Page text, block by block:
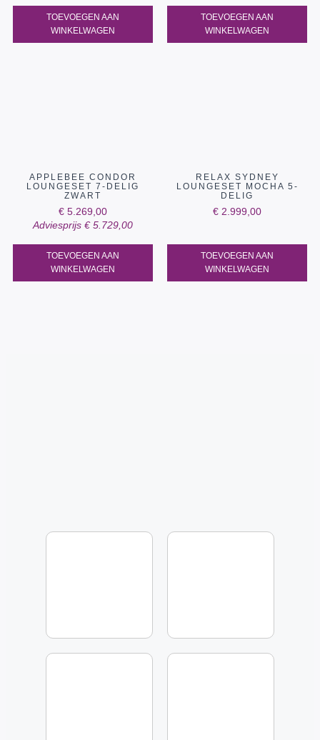
TOEVOEGEN AAN
WINKELWAGEN
TOEVOEGEN AAN
WINKELWAGEN
APPLEBEE CONDOR
LOUNGESET 7-DELIG
ZWART
€ 5.269,00
Adviesprijs €5.729,00
TOEVOEGEN AAN
WINKELWAGEN
RELAX SYDNEY
LOUNGESET MOCHA 5-
DELIG
€ 2.999,00
TOEVOEGEN AAN
WINKELWAGEN